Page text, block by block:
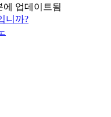
에 업데이트됨
니까?